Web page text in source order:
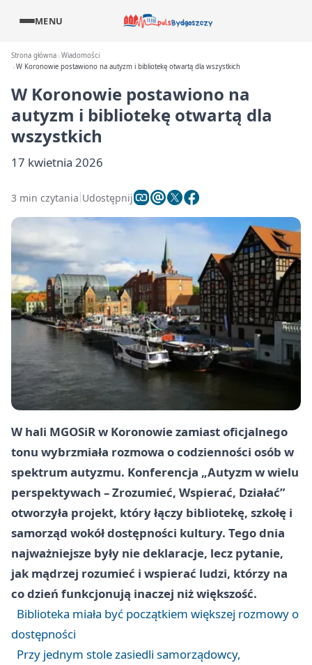
MENU
Strona główna Wiadomości
W Koronowie postawiono na autyzm i bibliotekę otwartą dla wszystkich
W Koronowie postawiono na
autyzm i bibliotekę otwartą dla
wszystkich
17 kwietnia 2026
3 min czytania Udostępnij
W hali MGOSiR w Koronowie zamiast oficjalnego
tonu wybrzmiała rozmowa o codzienności osób w
spektrum autyzmu. Konferencja „Autyzm w wielu
perspektywach – Zrozumieć, Wspierać, Działać”
otworzyła projekt, który łączy bibliotekę, szkołę i
samorząd wokół dostępności kultury. Tego dnia
najważniejsze były nie deklaracje, lecz pytanie,
jak mądrzej rozumieć i wspierać ludzi, którzy na
co dzień funkcjonują inaczej niż większość.
Biblioteka miała być początkiem większej rozmowy o
dostępności
Przy jednym stole zasiedli samorządowcy,